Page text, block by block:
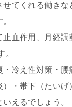
てくれる働き
血作用、月経
冷え性対策・腰
・帯下（たい
えるでしょう。